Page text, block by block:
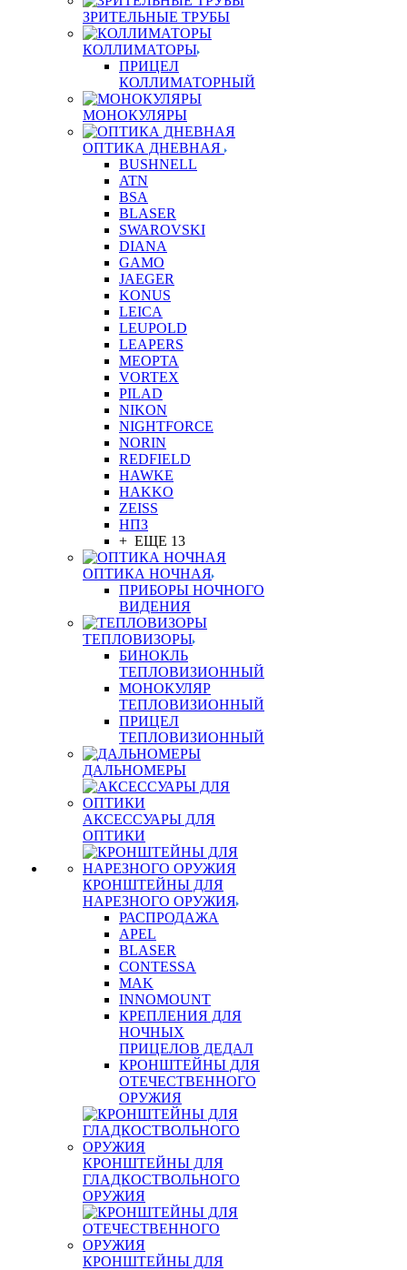
ЗРИТЕЛЬНЫЕ ТРУБЫ
КОЛЛИМАТОРЫ
ПРИЦЕЛ
КОЛЛИМАТОРНЫЙ
МОНОКУЛЯРЫ
ОПТИКА ДНЕВНАЯ
BUSHNELL
ATN
BSA
BLASER
SWAROVSKI
DIANA
GAMO
JAEGER
KONUS
LEICA
LEUPOLD
LEAPERS
MEOPTA
VORTEX
PILAD
NIKON
NIGHTFORCE
NORIN
REDFIELD
HAWKE
HAKKO
ZEISS
НПЗ
+ ЕЩЕ 13
ОПТИКА НОЧНАЯ
ПРИБОРЫ НОЧНОГО
ВИДЕНИЯ
ТЕПЛОВИЗОРЫ
БИНОКЛЬ
ТЕПЛОВИЗИОННЫЙ
МОНОКУЛЯР
ТЕПЛОВИЗИОННЫЙ
ПРИЦЕЛ
ТЕПЛОВИЗИОННЫЙ
ДАЛЬНОМЕРЫ
АКСЕССУАРЫ ДЛЯ
ОПТИКИ
КРОНШТЕЙНЫ ДЛЯ
НАРЕЗНОГО ОРУЖИЯ
РАСПРОДАЖА
APEL
BLASER
CONTESSA
MAK
INNOMOUNT
КРЕПЛЕНИЯ ДЛЯ
НОЧНЫХ
ПРИЦЕЛОВ ДЕДАЛ
КРОНШТЕЙНЫ ДЛЯ
ОТЕЧЕСТВЕННОГО
ОРУЖИЯ
КРОНШТЕЙНЫ ДЛЯ
ГЛАДКОСТВОЛЬНОГО
ОРУЖИЯ
КРОНШТЕЙНЫ ДЛЯ